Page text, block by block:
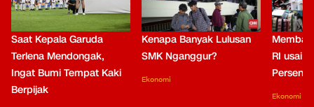
Saat Kepala Garuda
Terlena Mendongak,
Ingat Bumi Tempat Kaki
Berpijak
Kenapa Banyak Lulusan
SMK Nganggur?
Ekonomi
RI usai
Persen
Ekonomi